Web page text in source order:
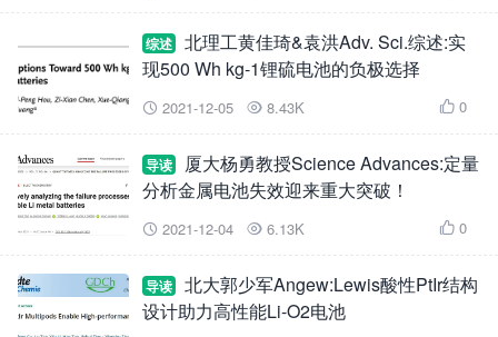
综述
北理工黄佳琦&袁洪Adv. Sci.综述:实
现500 Wh kg-1锂硫电池的负极选择
 2021-12-05  8.43K  0
导读
厦大杨勇教授Science Advances:定量
分析金属电池失效迎来重大突破！
 2021-12-04  6.13K  0
导读
北大郭少军Angew:Lewis酸性PtIr结构
设计助力高性能Li-O2电池